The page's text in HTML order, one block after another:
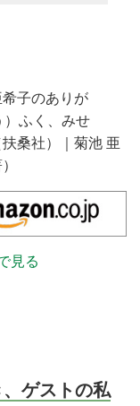
希子のありが
）ふく、みせ
桑社）｜菊池 亜
見る
ゲストの私